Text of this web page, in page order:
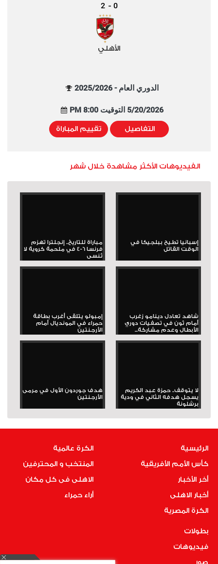
0
-
2
الأهلي
الدوري العام - 2025/2026
5/20/2026 التوقيت 8:00 PM
التفاصيل تقييم المباراة
الفيديوهات الأكثر مشاهدة خلال شهر
إسبانيا تطيح ببلجيكا في
الوقت القاتل
مباراة للتاريخ.. إنجلترا تهزم
فرنسا 6-4 في ملحمة كروية لا
تُنسى
شاهد تعادل دينامو زغرب
أمام ثون في تصفيات دوري
الأبطال وعدم مشاركة...
إمبولو يتلقى أغرب بطاقة
حمراء في المونديال أمام
الأرجنتين
لا يتوقف.. حمزة عبد الكريم
يسجل هدفه الثاني في ودية
برشلونة
هدف جوردون الأول في مرمى
الأرجنتين
الرئيسية
كأس الأمم الأفريقية
أخر الأخبار
أخبار الاهلى
الكرة المصرية
الكرة عالمية
المنتخب و المحترفين
الاهلى فى كل مكان
أراء حمراء
بطولات
فيديوهات
صور